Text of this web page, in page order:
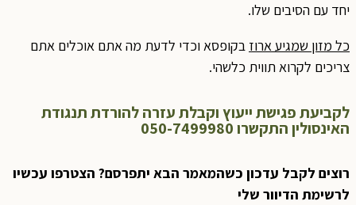
יחד עם הסיבים שלו.
כל מזון שמגיע ארוזבקופסא וכדי לדעת מה אתם אוכלים אתם
צריכים לקרוא תווית כלשהי.
לקביעת פגישת ייעוץ וקבלת עזרה להורדת תנגודת
האינסולין התקשרו 050-7499980
רוצים לקבל עדכון כשהמאמר הבא יתפרסם? הצטרפו עכשיו
לרשימת הדיוור שלי